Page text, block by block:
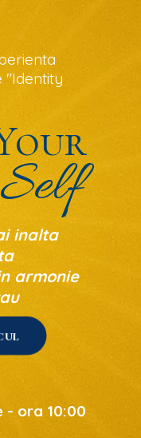
"Identity
inalta
armonie
- ora 10:00